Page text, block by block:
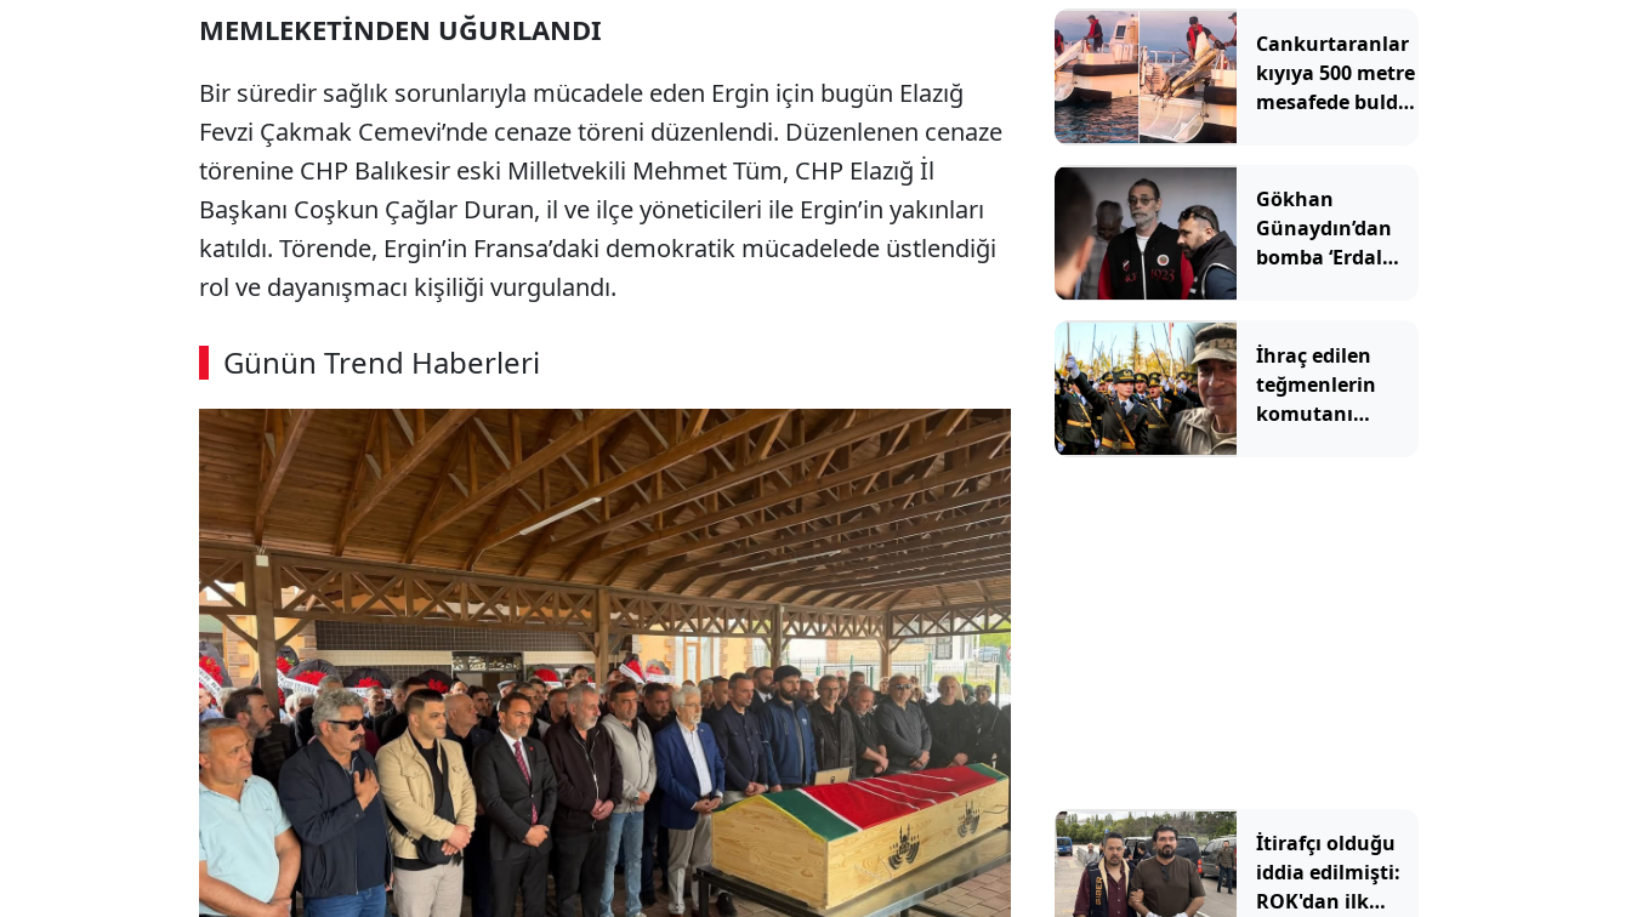
MEMLEKETİNDEN UĞURLANDI
Bir süredir sağlık sorunlarıyla mücadele eden Ergin için bugün Elazığ
Fevzi Çakmak Cemevi’nde cenaze töreni düzenlendi. Düzenlenen cenaze
törenine CHP Balıkesir eski Milletvekili Mehmet Tüm, CHP Elazığ İl
Başkanı Coşkun Çağlar Duran, il ve ilçe yöneticileri ile Ergin’in yakınları
katıldı. Törende, Ergin’in Fransa’daki demokratik mücadelede üstlendiği
rol ve dayanışmacı kişiliği vurgulandı.
Günün Trend Haberleri
dayanacak
Cankurtaranlar
kıyıya 500 metre
mesafede buldu!
Gökhan
Günaydın’dan
bomba ‘Erdal
İhraç edilen
teğmenlerin
komutanı
İtirafçı olduğu
iddia edilmişti:
ROK'dan ilk